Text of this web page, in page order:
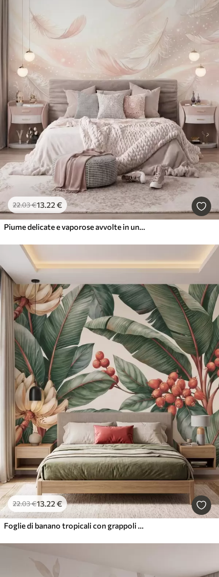
22.03€13.22 €
Piume delicate e vaporose avvolte in una foschia rosa-pesca dai riflessi luccicanti
22.03€13.22 €
Foglie di banano tropicali con grappoli di bacche di caffè rosse, in stile acquerello